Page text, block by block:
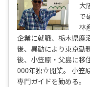
大
で
林
企業に就職、栃木県鹿
後、異動により東京勤
後、小笠原・父島に移
000年独立開業。 小笠
専門ガイドを勤める。